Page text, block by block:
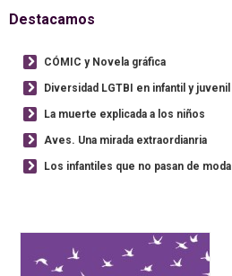
Destacamos
CÓMIC y Novela gráfica
Diversidad LGTBI en infantil y juvenil
La muerte explicada a los niños
Aves. Una mirada extraordianria
Los infantiles que no pasan de moda